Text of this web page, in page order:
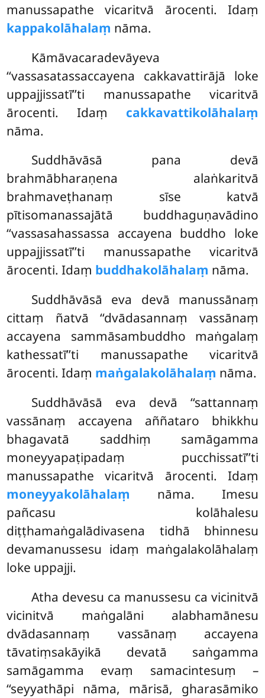
manussapathe vicaritvā ārocenti. Idaṃ
kappakolāhalaṃ nāma.
Kāmāvacaradevāyeva
‘‘vassasatassaccayena cakkavattirājā loke
uppajjissatī’’ti manussapathe vicaritvā
ārocenti. Idaṃ cakkavattikolāhalaṃ
nāma.
Suddhāvāsā pana devā
brahmābharaṇena alaṅkaritvā
brahmaveṭhanaṃ sīse katvā
pītisomanassajātā buddhaguṇavādino
‘‘vassasahassassa accayena buddho loke
uppajjissatī’’ti manussapathe vicaritvā
ārocenti. Idaṃ buddhakolāhalaṃ nāma.
Suddhāvāsā eva devā manussānaṃ
cittaṃ ñatvā ‘‘dvādasannaṃ vassānaṃ
accayena sammāsambuddho maṅgalaṃ
kathessatī’’ti manussapathe vicaritvā
ārocenti. Idaṃ maṅgalakolāhalaṃ nāma.
Suddhāvāsā eva devā ‘‘sattannaṃ
vassānaṃ accayena aññataro bhikkhu
bhagavatā saddhiṃ samāgamma
moneyyapaṭipadaṃ pucchissatī’’ti
manussapathe vicaritvā ārocenti. Idaṃ
moneyyakolāhalaṃ
nāma. Imesu
pañcasu kolāhalesu
diṭṭhamaṅgalādivasena tidhā bhinnesu
devamanussesu idaṃ maṅgalakolāhalaṃ
loke uppajji.
Atha devesu ca manussesu ca vicinitvā
vicinitvā maṅgalāni alabhamānesu
dvādasannaṃ vassānaṃ accayena
tāvatiṃsakāyikā devatā saṅgamma
samāgamma evaṃ samacintesuṃ –
‘‘seyyathāpi nāma, mārisā, gharasāmiko